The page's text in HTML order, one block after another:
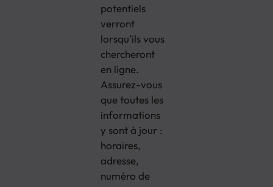
potentiels
verront
lorsqu’ils vous
chercheront
en ligne.
Assurez-vous
que toutes les
informations
y sont à jour :
horaires,
adresse,
numéro de